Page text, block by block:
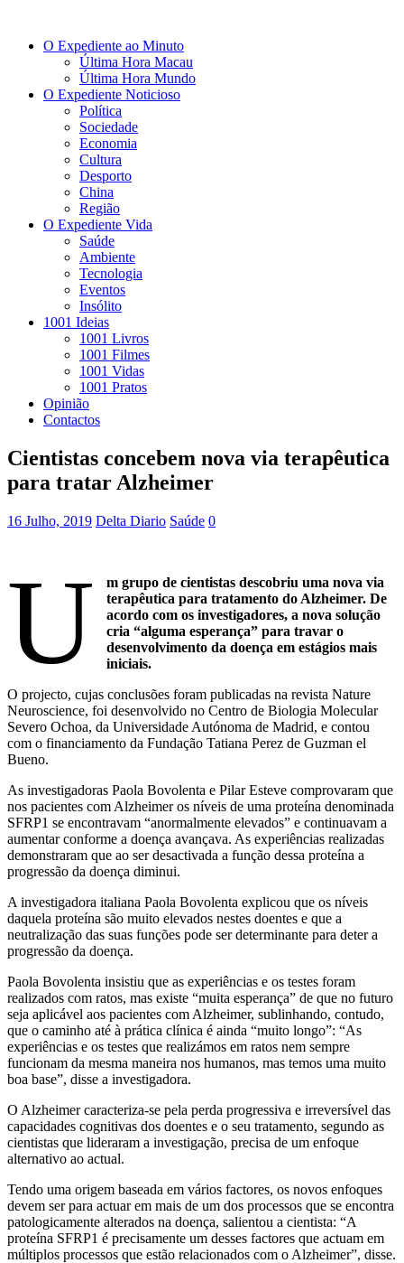
O Expediente ao Minuto
Última Hora Macau
Última Hora Mundo
O Expediente Noticioso
Política
Sociedade
Economia
Cultura
Desporto
China
Região
O Expediente Vida
Saúde
Ambiente
Tecnologia
Eventos
Insólito
1001 Ideias
1001 Livros
1001 Filmes
1001 Vidas
1001 Pratos
Opinião
Contactos
Cientistas concebem nova via terapêutica
para tratar Alzheimer
16 Julho, 2019 Delta Diario Saúde 0
U
m grupo de cientistas descobriu uma nova via
terapêutica para tratamento do Alzheimer. De
acordo com os investigadores, a nova solução
cria “alguma esperança” para travar o
desenvolvimento da doença em estágios mais
iniciais.
O projecto, cujas conclusões foram publicadas na revista Nature
Neuroscience, foi desenvolvido no Centro de Biologia Molecular
Severo Ochoa, da Universidade Autónoma de Madrid, e contou
com o financiamento da Fundação Tatiana Perez de Guzman el
Bueno.
As investigadoras Paola Bovolenta e Pilar Esteve comprovaram que
nos pacientes com Alzheimer os níveis de uma proteína denominada
SFRP1 se encontravam “anormalmente elevados” e continuavam a
aumentar conforme a doença avançava. As experiências realizadas
demonstraram que ao ser desactivada a função dessa proteína a
progressão da doença diminui.
A investigadora italiana Paola Bovolenta explicou que os níveis
daquela proteína são muito elevados nestes doentes e que a
neutralização das suas funções pode ser determinante para deter a
progressão da doença.
Paola Bovolenta insistiu que as experiências e os testes foram
realizados com ratos, mas existe “muita esperança” de que no futuro
seja aplicável aos pacientes com Alzheimer, sublinhando, contudo,
que o caminho até à prática clínica é ainda “muito longo”: “As
experiências e os testes que realizámos em ratos nem sempre
funcionam da mesma maneira nos humanos, mas temos uma muito
boa base”, disse a investigadora.
O Alzheimer caracteriza-se pela perda progressiva e irreversível das
capacidades cognitivas dos doentes e o seu tratamento, segundo as
cientistas que lideraram a investigação, precisa de um enfoque
alternativo ao actual.
Tendo uma origem baseada em vários factores, os novos enfoques
devem ser para actuar em mais de um dos processos que se encontra
patologicamente alterados na doença, salientou a cientista: “A
proteína SFRP1 é precisamente um desses factores que actuam em
múltiplos processos que estão relacionados com o Alzheimer”, disse.